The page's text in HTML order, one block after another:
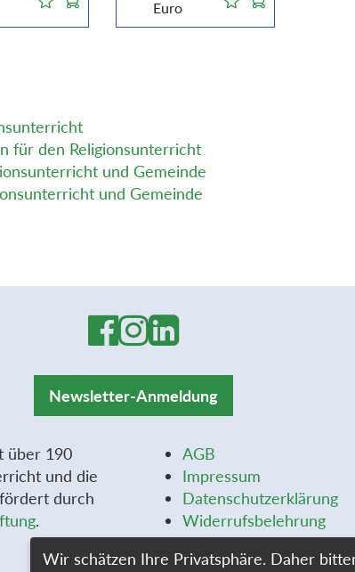
Euro
für den Religionsunterricht
und Gemeinde
und Gemeinde
Newsletter-Anmeldung
über 190
und die
durch
.
AGB
Impressum
Datenschutzerklärung
Widerrufsbelehrung
Widerrufsformular
Stellenangebote
Wir schätzen Ihre Privatsphäre. Daher